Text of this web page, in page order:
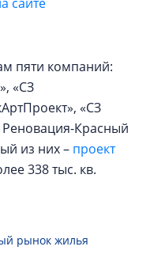
пяти компаний:
«СЗ
«СЗ
Красный
из них – проект
338 тыс. кв.
рынок жилья